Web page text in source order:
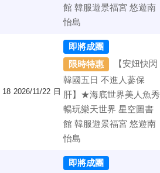
館 韓服遊景福宮 悠遊南
怡島
18 2026/11/22 日
即將成團
限時特惠
【安妞快閃
韓國五日 不進人蔘保
肝】★海底世界美人魚秀
暢玩樂天世界 星空圖書
館 韓服遊景福宮 悠遊南
怡島
即將成團